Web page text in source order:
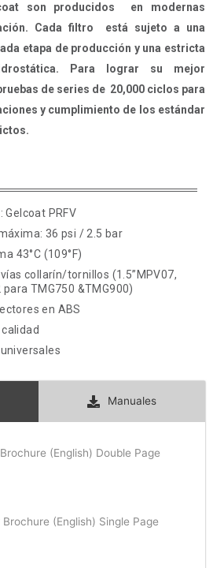
son producidos en modernas
Cada filtro está sujeto a una
etapa de producción y una estricta
Para lograr su mejor
de series de 20,000 ciclos para
y cumplimiento de los estándar
PRFV
36 psi / 2.5 bar
43°C (109°F)
collarín/tornillos (1.5”MPV07,
para TMG750 &TMG900)
en ABS
Manuales
(English) Double Page
(English) Single Page
*
los términos y
para que Emaux
use mis datos